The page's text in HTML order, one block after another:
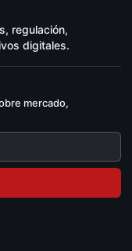
regulación,
digitales.
mercado,